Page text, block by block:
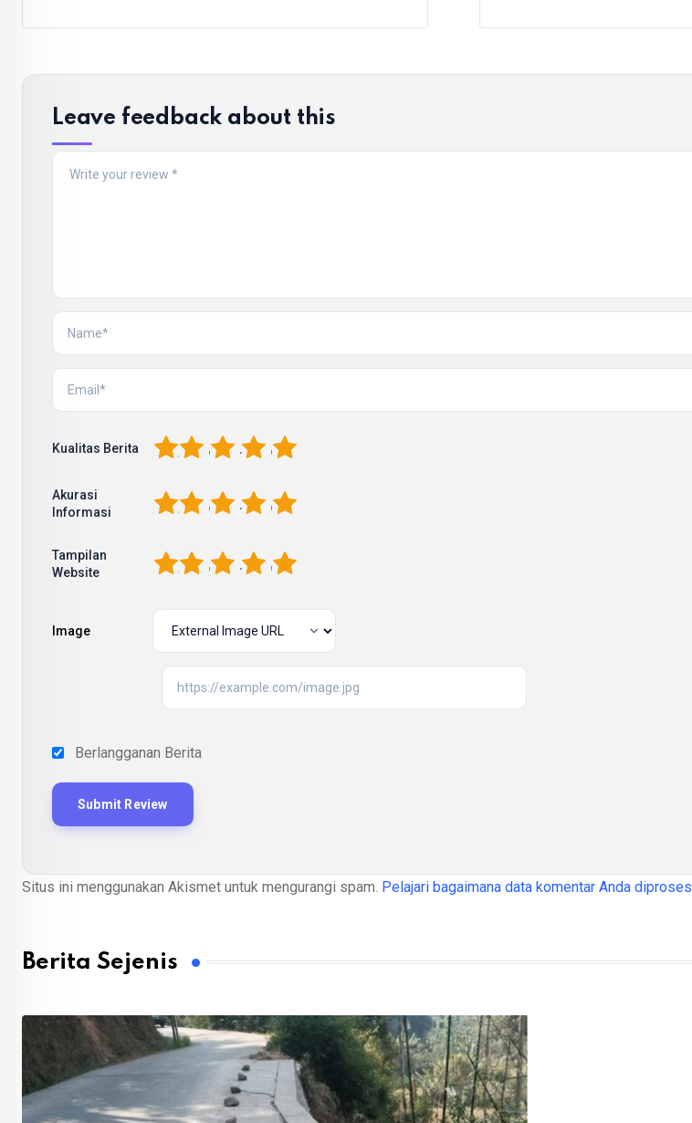
Leave feedback about this
Kualitas Berita 5
4
3
2
Akurasi
Informasi
5
4
3
2
Tampilan
Website
5
4
3
2
Image
Berlangganan Berita
Situs ini menggunakan Akismet untuk mengurangi spam. Pelajari bagaimana data komentar Anda diproses
Berita Sejenis